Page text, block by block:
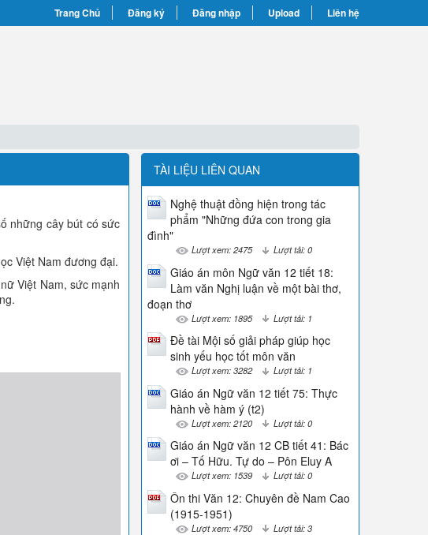
Trang Chủ Đăng ký Đăng nhập Upload Liên hệ
những cây bút có sức
Việt Nam đương đại.
Việt Nam, sức mạnh
TÀI LIỆU LIÊN QUAN
Nghệ thuật đồng hiện trong tác
phẩm "Những đứa con trong gia
đình"
Lượt xem: 2475 Lượt tải: 0
Giáo án môn Ngữ văn 12 tiết 18:
Làm văn Nghị luận về một bài thơ,
đoạn thơ
Lượt xem: 1895 Lượt tải: 1
Đề tài Mội số giải pháp giúp học
sinh yếu học tốt môn văn
Lượt xem: 3282 Lượt tải: 1
Giáo án Ngữ văn 12 tiết 75: Thực
hành về hàm ý (t2)
Lượt xem: 2120 Lượt tải: 0
Giáo án Ngữ văn 12 CB tiết 41: Bác
ơi – Tố Hữu. Tự do – Pôn Eluy A
Lượt xem: 1539 Lượt tải: 0
Ôn thi Văn 12: Chuyên đề Nam Cao
(1915-1951)
Lượt xem: 4750 Lượt tải: 3